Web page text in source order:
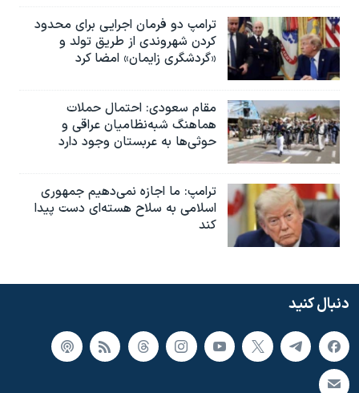
ترامپ دو فرمان اجرایی برای محدود
کردن شهروندی از طریق تولد و
«گردشگری زایمان» امضا کرد
مقام سعودی: احتمال حملات
هماهنگ شبه‌نظامیان عراقی و
حوثی‌ها به عربستان وجود دارد
ترامپ: ما اجازه نمی‌دهیم جمهوری
اسلامی به سلاح هسته‌ای دست پیدا
کند
دنبال کنید